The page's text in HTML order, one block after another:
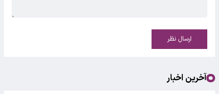
ارسال نظر
آخرین اخبار